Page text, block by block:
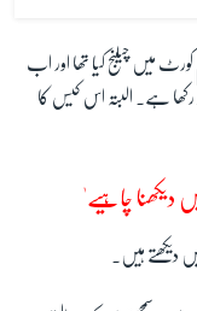
میں چیلنج کیا تھا اور اب
رکھا ہے۔ البتہ اس کیس کا
دیکھنا چاہیے'
دیکھتے ہیں۔